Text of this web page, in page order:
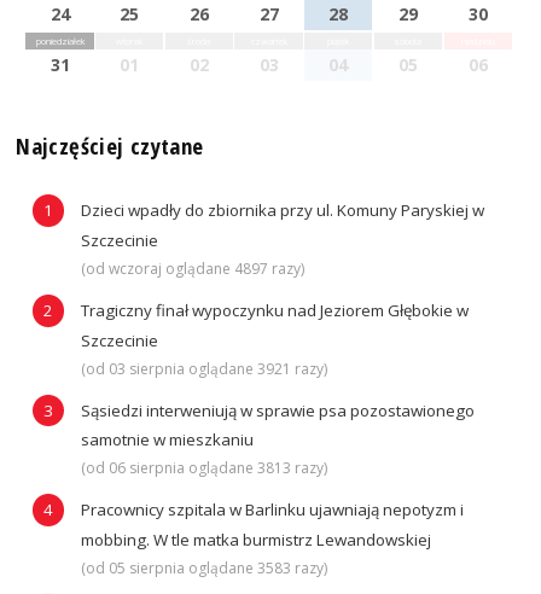
24 25 26 27 28 29 30
poniedziałek
31 01 02 03 04 05 06
Najczęściej czytane
Dzieci wpadły do zbiornika przy ul. Komuny Paryskiej w
Szczecinie
(od wczoraj oglądane 4897 razy)
Tragiczny finał wypoczynku nad Jeziorem Głębokie w
Szczecinie
(od 03 sierpnia oglądane 3921 razy)
Sąsiedzi interweniują w sprawie psa pozostawionego
samotnie w mieszkaniu
(od 06 sierpnia oglądane 3813 razy)
Pracownicy szpitala w Barlinku ujawniają nepotyzm i
mobbing. W tle matka burmistrz Lewandowskiej
(od 05 sierpnia oglądane 3583 razy)